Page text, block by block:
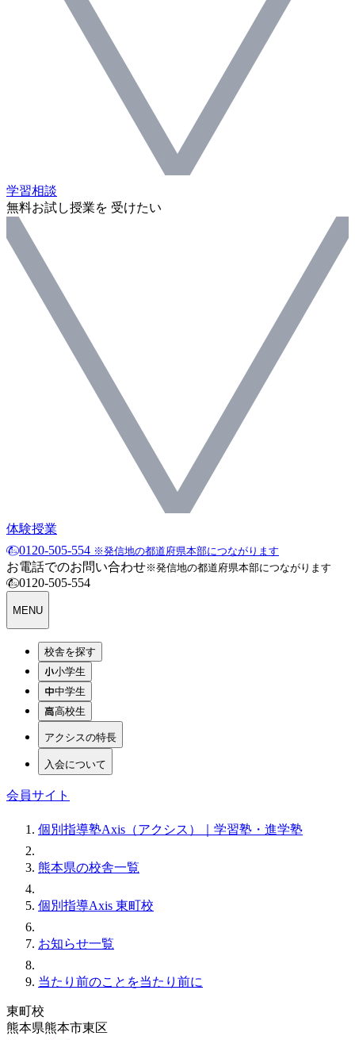
学習相談
無料お試し授業を 受けたい
体験授業
0120-505-554 ※発信地の都道府県本部につながります
お電話でのお問い合わせ※発信地の都道府県本部につながります
0120-505-554
MENU
校舎を探す
小学生
中学生
高校生
アクシスの特長
入会について
会員サイト
個別指導塾Axis（アクシス）｜学習塾・進学塾
熊本県の校舎一覧
個別指導Axis 東町校
お知らせ一覧
当たり前のことを当たり前に
東町校
熊本県熊本市東区